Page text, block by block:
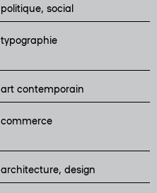
politique, social
typographie
art contemporain
commerce
architecture, design